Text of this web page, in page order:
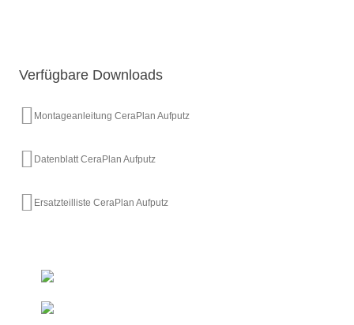
Verfügbare Downloads
Montageanleitung CeraPlan Aufputz
Datenblatt CeraPlan Aufputz
Ersatzteilliste CeraPlan Aufputz